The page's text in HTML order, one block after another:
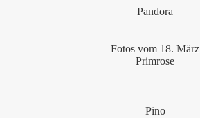
Pandora
Fotos vom 18. März
Primrose
Pino